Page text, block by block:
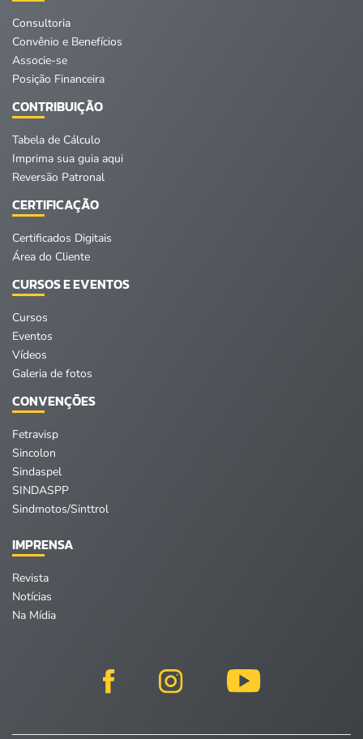
Consultoria
Convênio e Benefícios
Associe-se
Posição Financeira
CONTRIBUIÇÃO
Tabela de Cálculo
Imprima sua guia aqui
Reversão Patronal
CERTIFICAÇÃO
Certificados Digitais
Área do Cliente
CURSOS E EVENTOS
Cursos
Eventos
Vídeos
Galeria de fotos
CONVENÇÕES
Fetravisp
Sincolon
Sindaspel
SINDASPP
Sindmotos/Sinttrol
IMPRENSA
Revista
Notícias
Na Mídia